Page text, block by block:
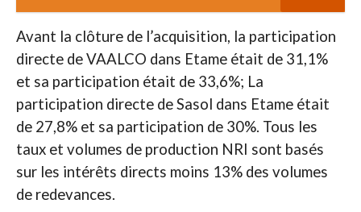
Avant la clôture de l’acquisition, la participation
directe de VAALCO dans Etame était de 31,1%
et sa participation était de 33,6%; La
participation directe de Sasol dans Etame était
de 27,8% et sa participation de 30%. Tous les
taux et volumes de production NRI sont basés
sur les intérêts directs moins 13% des volumes
de redevances.